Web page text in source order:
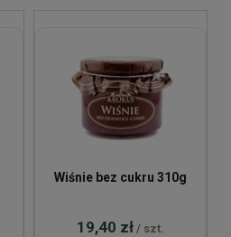
Wiśnie bez cukru 310g
19,40 zł / szt.